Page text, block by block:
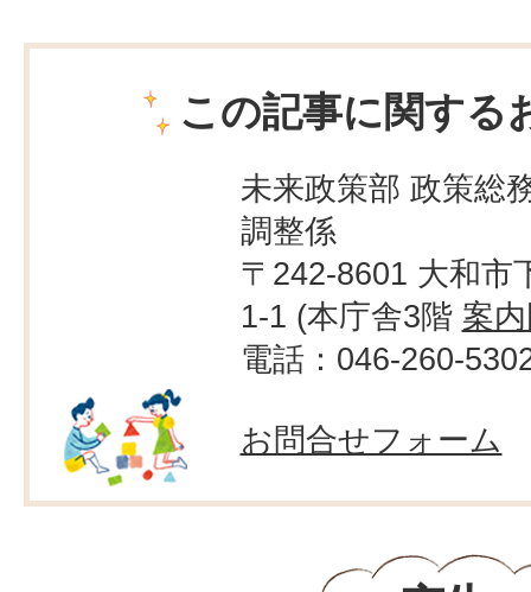
この記事に関する
未来政策部 政策総
調整係
〒242-8601 大和市
1-1 (本庁舎3階 案
電話：046-260-
お問合せフォーム